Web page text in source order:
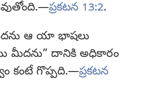
ప్రకటన 13:2.
ఆ యా భాషలు
మీదను” దానికి అధికారం
కంటే గొప్పది.—ప్రకటన